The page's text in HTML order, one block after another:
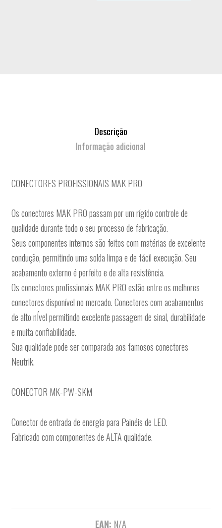
Descrição
Informação adicional
CONECTORES PROFISSIONAIS MAK PRO
Os conectores MAK PRO passam por um rígido controle de
qualidade durante todo o seu processo de fabricação.
Seus componentes internos são feitos com matérias de excelente
condução, permitindo uma solda limpa e de fácil execução. Seu
acabamento externo é perfeito e de alta resistência.
Os conectores profissionais MAK PRO estão entre os melhores
conectores disponível no mercado. Conectores com acabamentos
de alto nÍvel permitindo excelente passagem de sinal, durabilidade
e muita confiabilidade.
Sua qualidade pode ser comparada aos famosos conectores
Neutrik.
CONECTOR MK-PW-SKM
Conector de entrada de energia para Painéis de LED.
Fabricado com componentes de ALTA qualidade.
EAN: N/A